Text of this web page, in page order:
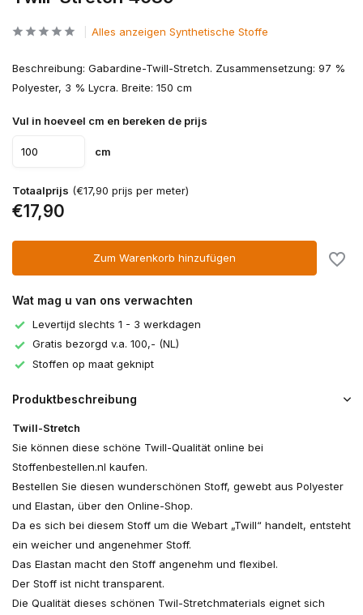
Alles anzeigen Synthetische Stoffe
Beschreibung: Gabardine-Twill-Stretch. Zusammensetzung: 97 %
Polyester, 3 % Lycra. Breite: 150 cm
Vul in hoeveel cm en bereken de prijs
cm
Totaalprijs (€17,90 prijs per meter)
€17,90
Zum Warenkorb hinzufügen
Wat mag u van ons verwachten
Levertijd slechts 1 - 3 werkdagen
Gratis bezorgd v.a. 100,- (NL)
Stoffen op maat geknipt
Produktbeschreibung
Twill-Stretch
Sie können diese schöne Twill-Qualität online bei
Stoffenbestellen.nl kaufen.
Bestellen Sie diesen wunderschönen Stoff, gewebt aus Polyester
und Elastan, über den Online-Shop.
Da es sich bei diesem Stoff um die Webart „Twill“ handelt, entsteht
ein weicher und angenehmer Stoff.
Das Elastan macht den Stoff angenehm und flexibel.
Der Stoff ist nicht transparent.
Die Qualität dieses schönen Twil-Stretchmaterials eignet sich